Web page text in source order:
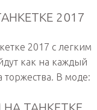
2017
2017 с легким
как на каждый
торжества. В моде:
ТАНКЕТКЕ